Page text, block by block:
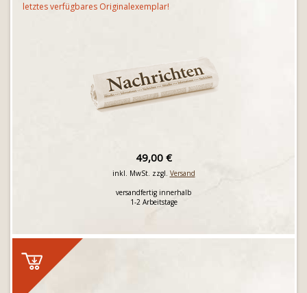
letztes verfügbares Originalexemplar!
49,00 €
inkl. MwSt. zzgl. Versand
versandfertig innerhalb
1-2 Arbeitstage